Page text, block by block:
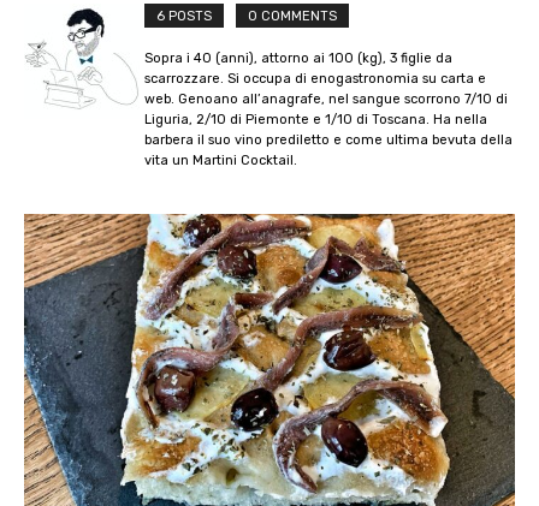
6 POSTS 0 COMMENTS
Sopra i 40 (anni), attorno ai 100 (kg), 3 figlie da
scarrozzare. Si occupa di enogastronomia su carta e
web. Genoano all’anagrafe, nel sangue scorrono 7/10 di
Liguria, 2/10 di Piemonte e 1/10 di Toscana. Ha nella
barbera il suo vino prediletto e come ultima bevuta della
vita un Martini Cocktail.